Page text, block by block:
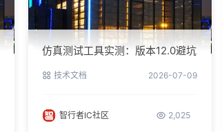
仿真测试工具实测：版本12.0避坑
技术文档 2026-07-09
智行者IC社区 2,025